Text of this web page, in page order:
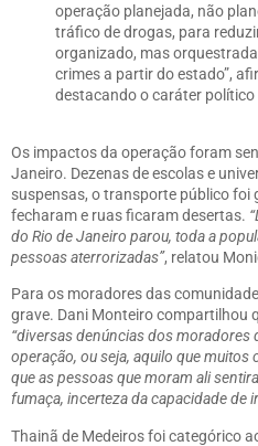
operação planejada, não
tráfico de drogas, para
organizado, mas
crimes a partir do estado”,
destacando o caráter político
Os impactos da operação foram
Janeiro. Dezenas de escolas e
suspensas, o transporte público foi
fecharam e ruas ficaram desertas.
do Rio de Janeiro parou, toda a
pessoas aterrorizadas”, relatou
Para os moradores das
grave. Dani Monteiro compartilhou
“diversas denúncias dos moradores
operação, ou seja, aquilo que
que as pessoas que moram ali
fumaça, incerteza da capacidade de
Thainã de Medeiros foi categórico